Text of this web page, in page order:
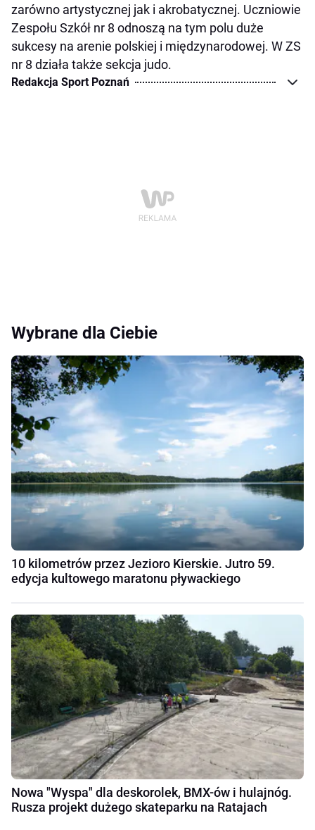
zarówno artystycznej jak i akrobatycznej. Uczniowie
Zespołu Szkół nr 8 odnoszą na tym polu duże
sukcesy na arenie polskiej i międzynarodowej. W ZS
nr 8 działa także sekcja judo.
Redakcja Sport Poznań
Wybrane dla Ciebie
10 kilometrów przez Jezioro Kierskie. Jutro 59.
edycja kultowego maratonu pływackiego
Nowa "Wyspa" dla deskorolek, BMX-ów i hulajnóg.
Rusza projekt dużego skateparku na Ratajach